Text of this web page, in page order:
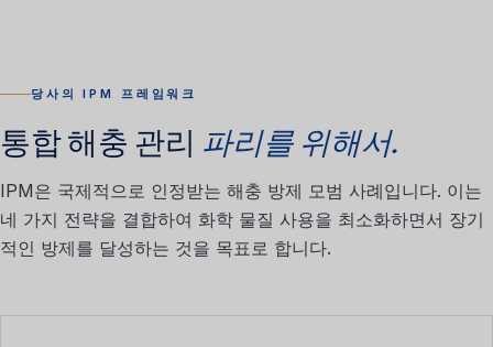
당사의 IPM 프레임워크
통합 해충 관리 파리를 위해서.
IPM은 국제적으로 인정받는 해충 방제 모범 사례입니다. 이는
네 가지 전략을 결합하여 화학 물질 사용을 최소화하면서 장기
적인 방제를 달성하는 것을 목표로 합니다.